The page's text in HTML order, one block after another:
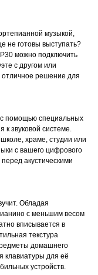
музыкой,
не готовы выступать?
можно подключить
с другом или
отличное решение для
помощью специальных
звуковой системе.
храме, студии или
с вашего цифрового
акустическими
Обладая
с меньшим весом
вписывается в
текстура
домашнего
клавиатуры для её
устройств.